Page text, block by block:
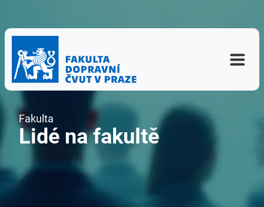
Fakulta
Lidé na fakultě